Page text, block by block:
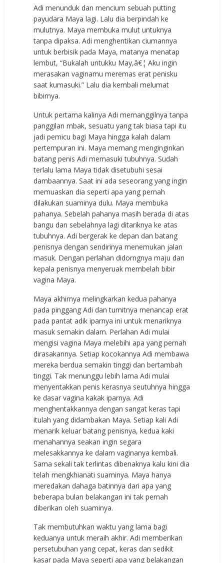
Adi menunduk dan mencium sebuah putting
payudara Maya lagi. Lalu dia berpindah ke
mulutnya. Maya membuka mulut untuknya
tanpa dipaksa. Adi menghentikan ciumannya
untuk berbisik pada Maya, matanya menatap
lembut, “Bukalah untukku May,â€¦ Aku ingin
merasakan vaginamu meremas erat penisku
saat kumasuki.” Lalu dia kembali melumat
bibirnya.
Untuk pertama kalinya Adi memanggilnya tanpa
panggilan mbak, sesuatu yang tak biasa tapi itu
jadi pemicu bagi Maya hingga kalah dalam
pertempuran ini. Maya memang menginginkan
batang penis Adi memasuki tubuhnya. Sudah
terlalu lama Maya tidak disetubuhi sesai
dambaannya. Saat ini ada seseorang yang ingin
memuaskan dia seperti apa yang pernah
dilakukan suaminya dulu. Maya membuka
pahanya. Sebelah pahanya masih berada di atas
bangu dan sebelahnya lagi ditariknya ke atas
tubuhnya. Adi bergerak ke depan dan batang
penisnya dengan sendirinya menemukan jalan
masuk. Dengan perlahan didorngnya maju dan
kepala penisnya menyeruak membelah bibir
vagina Maya.
Maya akhirnya melingkarkan kedua pahanya
pada pinggang Adi dan tumitnya menancap erat
pada pantat adik iparnya ini untuk menariknya
masuk semakin dalam. Perlahan Adi mulai
mengisi vagina Maya melebihi apa yang pernah
dirasakannya. Setiap kocokannya Adi membawa
mereka berdua semakin tinggi dan bertambah
tinggi. Tak menunggu lebih lama Adi mulai
menyentakkan penis kerasnya seutuhnya hingga
ke dasar vagina kakak iparnya. Adi
menghentakkannya dengan sangat keras tapi
itulah yang didambakan Maya. Setiap kali Adi
menarik keluar batang penisnya, kedua kaki
menahannya seakan ingin segara
melesakkannya ke dalam vaginanya kembali.
Sama sekali tak terlintas dibenaknya kalu kini dia
telah mengkhianati suaminya. Maya hanya
meredakan dahaga batinnya dari apa yang
beberapa bulan belakangan ini tak pernah
diberikan oleh suaminya.
Tak membutuhkan waktu yang lama bagi
keduanya untuk meraih akhir. Adi memberikan
persetubuhan yang cepat, keras dan sedikit
kasar pada Maya seperti apa yang belakangan